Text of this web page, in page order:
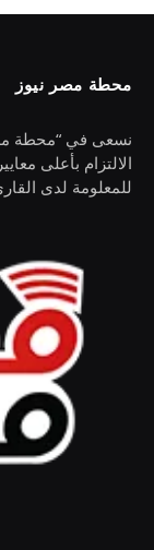
محطة مصر نيوز
نسعى في “محطة
الالتزام بأعلى
للمعلومة لدى